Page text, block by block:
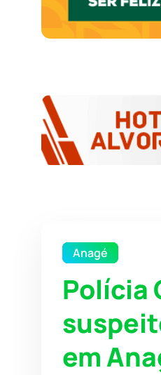
Anagé
Polícia
em